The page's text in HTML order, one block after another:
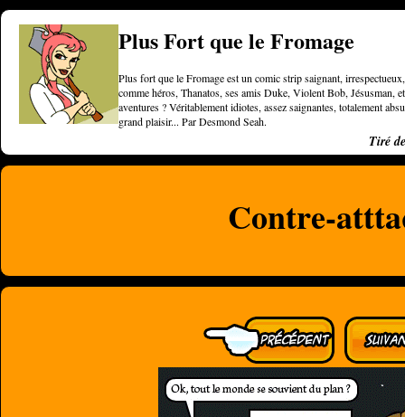
Plus Fort que le Fromage
Plus fort que le Fromage est un comic strip saignant,
comme héros, Thanatos, ses amis Duke, Violent Bob, Jésusman,
aventures ? Véritablement idiotes, assez saignantes, totalement
grand plaisir... Par Desmond Seah.
Tiré
Contre-